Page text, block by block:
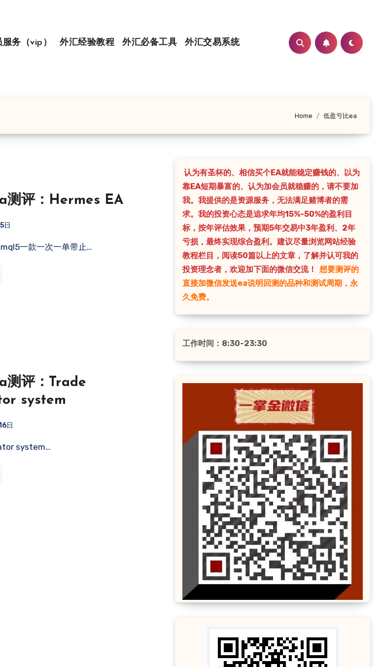
服务（vip） 外汇经验教程 外汇必备工具 外汇交易系统
Home 低盈亏比ea
测评：Hermes EA
日
mql5一款一次一单带止…
测评：Trade
system
日
system…
认为有圣杯的、相信买个EA就能稳定赚钱的、以为
靠EA短期暴富的、认为加会员就稳赚的，请不要加
我。我提供的是资源服务，无法满足赌博者的需
求。我的投资心态是追求年均15%-50%的盈利目
标，按年评估效果，预期5年交易中3年盈利、2年
亏损，最终实现综合盈利。建议尽量浏览网站经验
教程栏目，阅读50篇以上的文章，了解并认可我的
投资理念者，欢迎加下面的微信交流！
想要测评的
直接加微信发送ea说明回测的品种和测试周期，永
久免费。
工作时间：8:30-23:30